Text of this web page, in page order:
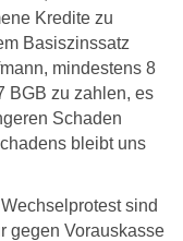
Kredite zu
Basiszinssatz
mindestens 8
BGB zu zahlen, es
Schaden
bleibt uns
sind
gegen Vorauskasse